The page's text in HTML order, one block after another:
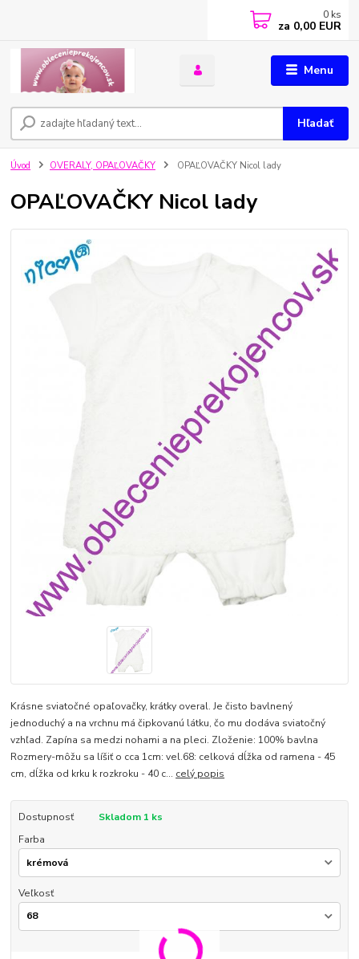
Menu
Hľadať
0 ks
za 0,00 EUR
Úvod OVERALY, OPAĽOVAČKY OPAĽOVAČKY Nicol lady
OPAĽOVAČKY Nicol lady
Krásne sviatočné opaľovačky, krátky overal. Je čisto bavlnený
jednoduchý a na vrchnu má čipkovanú látku, čo mu dodáva sviatočný
vzhľad. Zapína sa medzi nohami a na pleci. Zloženie: 100% bavlna
Rozmery-môžu sa líšiť o cca 1cm: vel.68: celková dĺžka od ramena - 45
cm, dĺžka od krku k rozkroku - 40 c... celý popis
Dostupnosť
Skladom 1 ks
Farba
Veľkosť